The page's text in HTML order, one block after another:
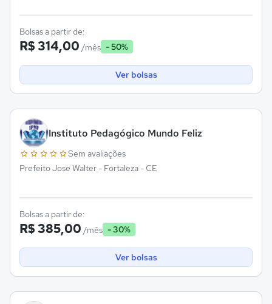
Bolsas a partir de:
R$ 314,00 /mês - 50%
Ver bolsas
Instituto Pedagógico Mundo Feliz
Sem avaliações
Prefeito Jose Walter - Fortaleza - CE
Bolsas a partir de:
R$ 385,00 /mês - 30%
Ver bolsas